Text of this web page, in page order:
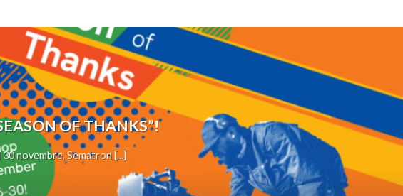
OF THANKS”!
novembre, Sematron [...]